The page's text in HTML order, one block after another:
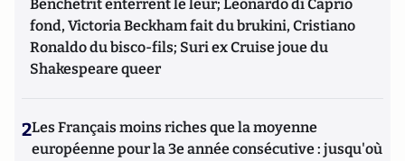
Benchetrit enterrent le leur; Leonardo di Caprio
fond, Victoria Beckham fait du brukini, Cristiano
Ronaldo du bisco-fils; Suri ex Cruise joue du
Shakespeare queer
2Les Français moins riches que la moyenne
européenne pour la 3e année consécutive : jusqu'où